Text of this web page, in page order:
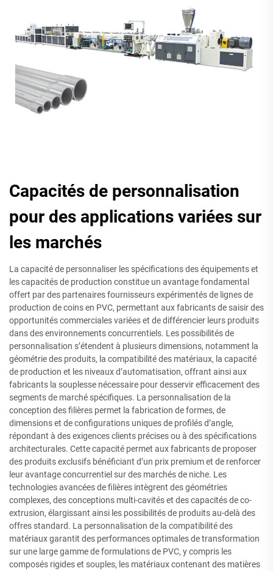
Capacités de personnalisation
pour des applications variées sur
les marchés
La capacité de personnaliser les spécifications des équipements et
les capacités de production constitue un avantage fondamental
offert par des partenaires fournisseurs expérimentés de lignes de
production de coins en PVC, permettant aux fabricants de saisir des
opportunités commerciales variées et de différencier leurs produits
dans des environnements concurrentiels. Les possibilités de
personnalisation s’étendent à plusieurs dimensions, notamment la
géométrie des produits, la compatibilité des matériaux, la capacité
de production et les niveaux d’automatisation, offrant ainsi aux
fabricants la souplesse nécessaire pour desservir efficacement des
segments de marché spécifiques. La personnalisation de la
conception des filières permet la fabrication de formes, de
dimensions et de configurations uniques de profilés d’angle,
répondant à des exigences clients précises ou à des spécifications
architecturales. Cette capacité permet aux fabricants de proposer
des produits exclusifs bénéficiant d’un prix premium et de renforcer
leur avantage concurrentiel sur des marchés de niche. Les
technologies avancées de filières intègrent des géométries
complexes, des conceptions multi-cavités et des capacités de co-
extrusion, élargissant ainsi les possibilités de produits au-delà des
offres standard. La personnalisation de la compatibilité des
matériaux garantit des performances optimales de transformation
sur une large gamme de formulations de PVC, y compris les
composés rigides et souples, les matériaux contenant des matières